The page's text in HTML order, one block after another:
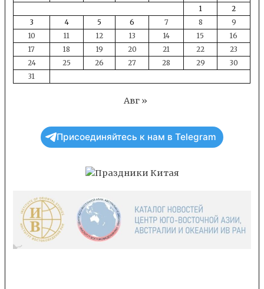
1
2
3
4 5 6 7 8
9
10
11 12 13 14 15
16
17
18 19 20 21 22
23
24
25 26 27 28 29
30
31
Авг »
Присоединяйтесь к нам в Telegram